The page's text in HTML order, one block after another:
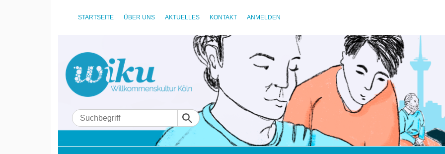
STARTSEITE ÜBER UNS AKTUELLES KONTAKT ANMELDEN